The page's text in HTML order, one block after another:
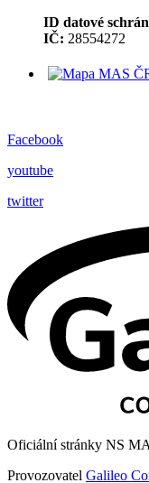
ID datové
IČ: 28554272
Facebook
youtube
twitter
Oficiální stránky NS
Provozovatel Galileo